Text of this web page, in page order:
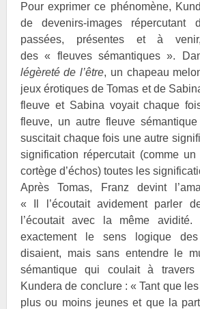
Pour exprimer ce phénomène,
de devenirs-images répercutant
passées, présentes et à
des « fleuves sémantiques ».
légèreté de l’être, un chapeau
jeux érotiques de Tomas et de
fleuve et Sabina voyait chaque
fleuve, un autre fleuve
suscitait chaque fois une autre
signification répercutait (comme
cortège d’échos) toutes les
Après Tomas, Franz devint
« Il l’écoutait avidement parler
l’écoutait avec la même avidité.
exactement le sens logique
disaient, mais sans entendre le
sémantique qui coulait à
Kundera de conclure : « Tant que
plus ou moins jeunes et que la